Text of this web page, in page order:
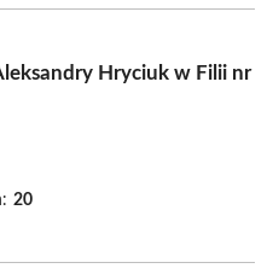
Hryciuk w Filii nr
20